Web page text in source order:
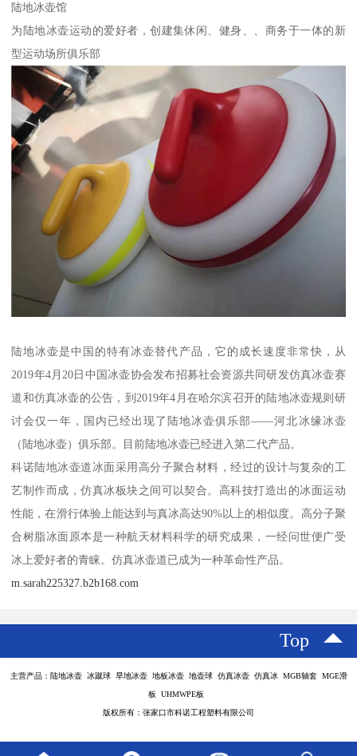
陆地冰壶馆
为陆地冰壶运动的爱好者，创建集休闲、健身、、商务于一体的新
型运动场所俱乐部
陆地冰壶是中国的特有冰壶替代产品，它的成长速度非常快，从
2019年4月20日中国冰壶协会发布招募社会资源共同研发仿真冰壶赛
道和仿真冰壶的公告，到2019年4月在哈尔滨召开的陆地冰壶规则研
讨会仅一年，国内已经出现了陆地冰壶俱乐部——河北冰缘冰壶
（陆地冰壶）俱乐部。目前陆地冰壶已经进入第二代产品。
科诺陆地冰壶道冰面采用高分子聚合材料，经过的设计与复杂的工
艺制作而成，仿真冰板块之间可以契合。高科技打造出的冰面运动
性能，在滑行体验上能达到与真冰高达90%以上的相似度。高分子聚
合树脂冰面原本是一种航天材料科学的研究成果，一经问世便广受
冰上爱好者的青睐。仿真冰壶道已成为一种革命性产品。
m.sarah225327.b2b168.com
Top
主营产品：陆地冰壶 冰蹴球 旱地冰壶 地板冰壶 地壶球 仿真冰壶 仿真冰 MGB轴套 MGE滑
板 UHMWPE板
版权所有：张家口市科诺工程塑料有限公司